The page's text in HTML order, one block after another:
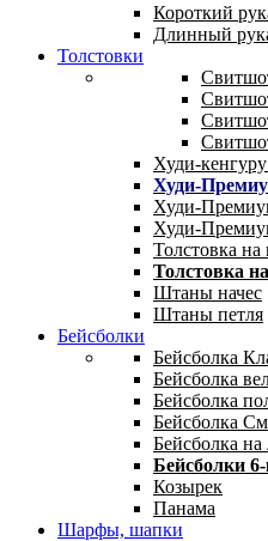
Короткий
Длинный
Толстовки
Худи-
Худи-
Худи-
Худи-
Толстовка
Толстовка
Штаны начес
Штаны петля
Бейсболки
Бейсболка
Бейсболка
Бейсболка
Бейсболка
Бейсболка на
Бейсболки
Козырек
Панама
Шарфы, шапки